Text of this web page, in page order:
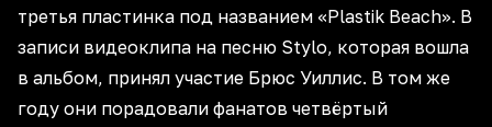
третья пластинка под названием «Plastik Beach». В
записи видеоклипа на песню Stylo, которая вошла
в альбом, принял участие Брюс Уиллис. В том же
году они порадовали фанатов четвёртый